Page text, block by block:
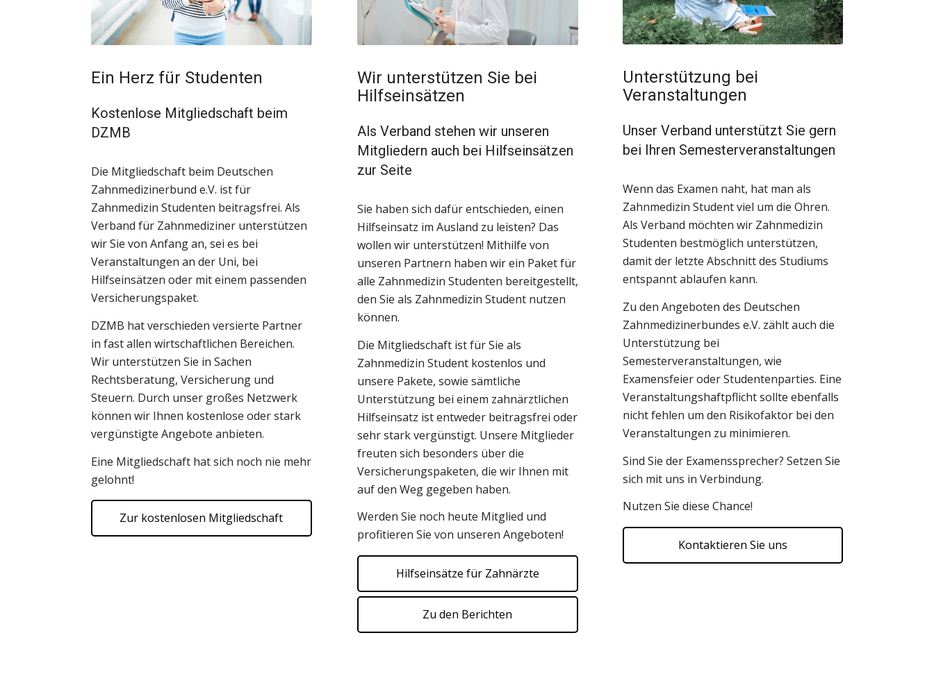
Ein Herz für Studenten
Kostenlose Mitgliedschaft beim
DZMB
Die Mitgliedschaft beim Deutschen
Zahnmedizinerbund e.V. ist für
Zahnmedizin Studenten beitragsfrei. Als
Verband für Zahnmediziner unterstützen
wir Sie von Anfang an, sei es bei
Veranstaltungen an der Uni, bei
Hilfseinsätzen oder mit einem passenden
Versicherungspaket.
DZMB hat verschieden versierte Partner
in fast allen wirtschaftlichen Bereichen.
Wir unterstützen Sie in Sachen
Rechtsberatung, Versicherung und
Steuern. Durch unser großes Netzwerk
können wir Ihnen kostenlose oder stark
vergünstigte Angebote anbieten.
Eine Mitgliedschaft hat sich noch nie mehr
gelohnt!
Zur kostenlosen Mitgliedschaft
Wir unterstützen Sie bei
Hilfseinsätzen
Als Verband stehen wir unseren
Mitgliedern auch bei Hilfseinsätzen
zur Seite
Sie haben sich dafür entschieden, einen
Hilfseinsatz im Ausland zu leisten? Das
wollen wir unterstützen! Mithilfe von
unseren Partnern haben wir ein Paket für
alle Zahnmedizin Studenten bereitgestellt,
den Sie als Zahnmedizin Student nutzen
können.
Die Mitgliedschaft ist für Sie als
Zahnmedizin Student kostenlos und
unsere Pakete, sowie sämtliche
Unterstützung bei einem zahnärztlichen
Hilfseinsatz ist entweder beitragsfrei oder
sehr stark vergünstigt. Unsere Mitglieder
freuten sich besonders über die
Versicherungspaketen, die wir Ihnen mit
auf den Weg gegeben haben.
Werden Sie noch heute Mitglied und
profitieren Sie von unseren Angeboten!
Hilfseinsätze für Zahnärzte
Zu den Berichten
Unterstützung bei
Veranstaltungen
Unser Verband unterstützt Sie gern
bei Ihren Semesterveranstaltungen
Wenn das Examen naht, hat man als
Zahnmedizin Student viel um die Ohren.
Als Verband möchten wir Zahnmedizin
Studenten bestmöglich unterstützen,
damit der letzte Abschnitt des Studiums
entspannt ablaufen kann.
Zu den Angeboten des Deutschen
Zahnmedizinerbundes e.V. zählt auch die
Unterstützung bei
Semesterveranstaltungen, wie
Examensfeier oder Studentenparties. Eine
Veranstaltungshaftpflicht sollte ebenfalls
nicht fehlen um den Risikofaktor bei den
Veranstaltungen zu minimieren.
Sind Sie der Examenssprecher? Setzen Sie
sich mit uns in Verbindung.
Nutzen Sie diese Chance!
Kontaktieren Sie uns